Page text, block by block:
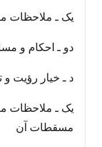
یک ـ ملاحظات
دو ـ احکام و
د ـ خیار رؤیت
یک ـ ملاحظات
مسقطات آن